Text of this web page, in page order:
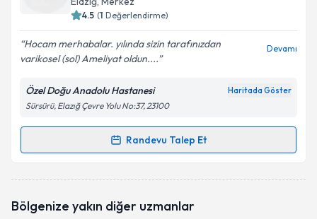
Kişisel verilerimin işlenmesine ilişkin
Aydınlatma
Metni'ni okudum ve kişisel verilerimin belirtilen
kapsamda işlenmesini kabul ediyorum.
4.5 (1 Değerlendirme)
Hocam merhabalar. yılında sizin tarafınızdan
varikosel (sol) Ameliyat oldun....
Devamı
Özel Doğu Anadolu Hastanesi Haritada Göster
Sürsürü, Elazığ Çevre Yolu No:37, 23100
Randevu Talep Et
Randevu Takvimi Talebi
oluşturun. Size bu uzmandan randevu almanız için bir
Bölgenize yakın diğer uzmanlar